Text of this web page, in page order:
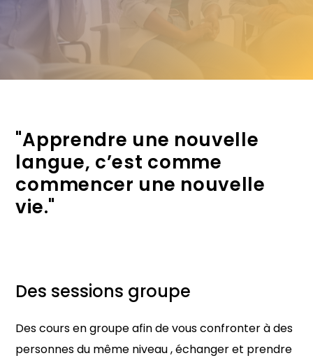
"Apprendre une nouvelle
langue, c’est comme
commencer une nouvelle
vie."
Des sessions groupe
Des cours en groupe afin de vous confronter à des
personnes du même niveau , échanger et prendre